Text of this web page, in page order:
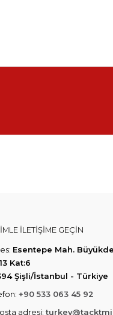
ILETIŞIME GEÇIN
Esentepe Mah.
Kat:6
Şişli/İstanbul - Türkiye
+90 533 063 45 92
adresi: